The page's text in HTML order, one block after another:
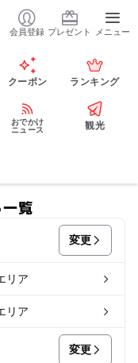
会員登録 プレゼント メニュー
クーポン ランキング
おでかけ
ニュース
観光
覧
変更
リア
リア
変更